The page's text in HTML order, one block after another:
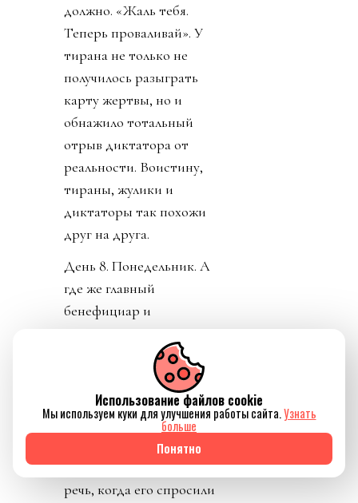
должно. «Жаль тебя.
Теперь проваливай». У
тирана не только не
получилось разыграть
карту жертвы, но и
обнажило тотальный
отрыв диктатора от
реальности. Воистину,
тираны, жулики и
диктаторы так похожи
друг на друга.
День 8. Понедельник. А
где же главный
бенефициар и
ФИФА? А он не
отвечает на звонки. А на
пресс-конференции
заседатель в белом доме
срочно перестал
понимать, о ком идет
речь, когда его спросили
Использование файлов cookie
Мы используем куки для улучшения работы сайта.Узнать
больше
Понятно